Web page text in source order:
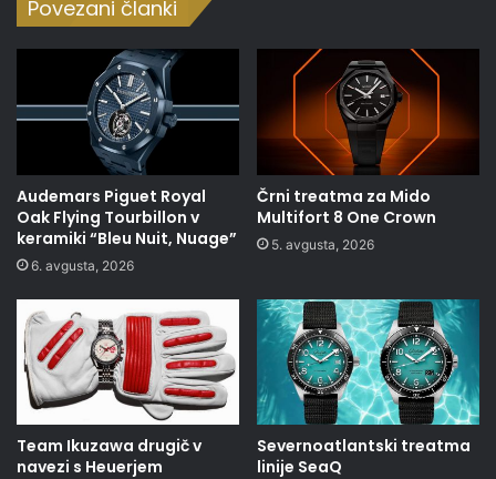
Povezani članki
Audemars Piguet Royal
Oak Flying Tourbillon v
keramiki “Bleu Nuit, Nuage”
6. avgusta, 2026
Črni treatma za Mido
Multifort 8 One Crown
5. avgusta, 2026
Team Ikuzawa drugič v
navezi s Heuerjem
Severnoatlantski treatma
linije SeaQ